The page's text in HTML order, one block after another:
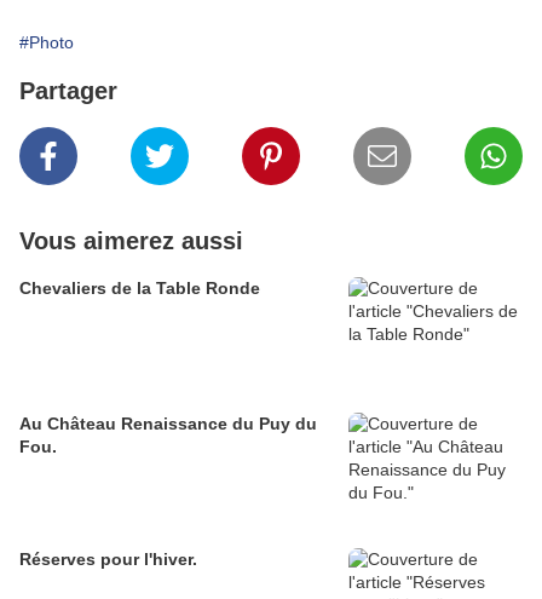
#Photo
Partager
Vous aimerez aussi
Chevaliers de la Table Ronde
Au Château Renaissance du Puy du
Fou.
Réserves pour l'hiver.